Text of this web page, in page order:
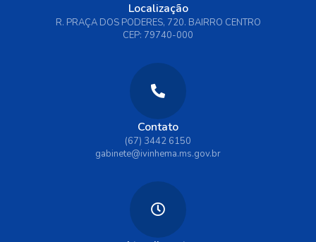
Localização
R. PRAÇA DOS PODERES, 720. BAIRRO CENTRO
CEP: 79740-000
Contato
(67) 3442 6150
gabinete@ivinhema.ms.gov.br